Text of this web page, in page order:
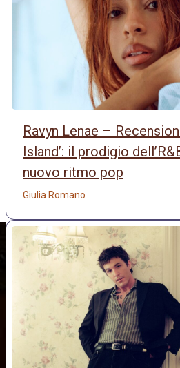
Ravyn Lenae –
Island’: il prodigio
nuovo ritmo pop
Giulia Romano